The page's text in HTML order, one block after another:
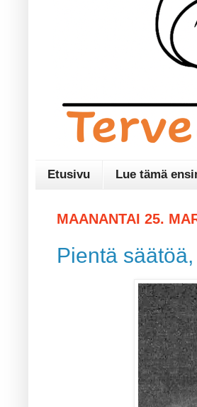
Etusivu Lue tämä
MAANANTAI 25.
Pientä